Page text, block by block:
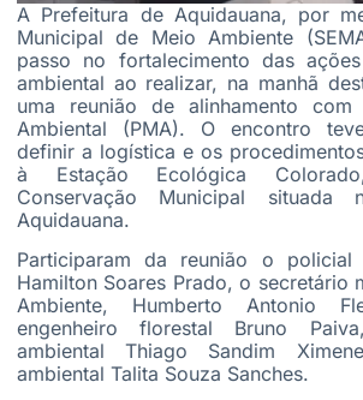
A Prefeitura de Aquidauana, por
Municipal de Meio Ambiente
passo no fortalecimento das
ambiental ao realizar, na manhã
uma reunião de alinhamento
Ambiental (PMA). O encontro
definir a logística e os
à Estação Ecológica
Conservação Municipal situada
Aquidauana.
Participaram da reunião o policial
Hamilton Soares Prado, o secretário
Ambiente, Humberto Antonio
engenheiro florestal Bruno
ambiental Thiago Sandim
ambiental Talita Souza Sanches.